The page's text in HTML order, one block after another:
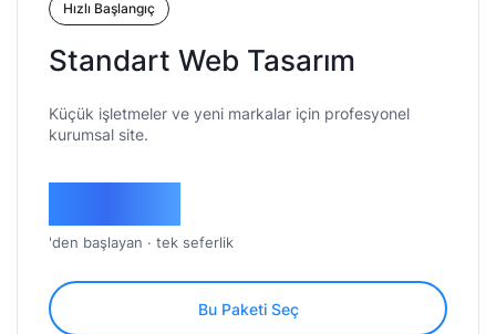
Hızlı Başlangıç
Standart Web Tasarım
Küçük işletmeler ve yeni markalar için profesyonel
kurumsal site.
'den başlayan · tek seferlik
Bu Paketi Seç